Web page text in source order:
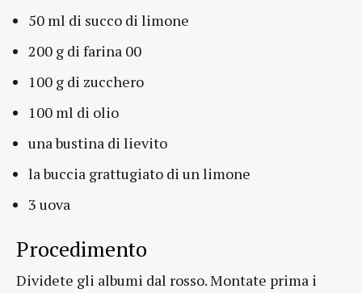
50 ml di succo di limone
200 g di farina 00
100 g di zucchero
100 ml di olio
una bustina di lievito
la buccia grattugiato di un limone
3 uova
Procedimento
Dividete gli albumi dal rosso. Montate prima i